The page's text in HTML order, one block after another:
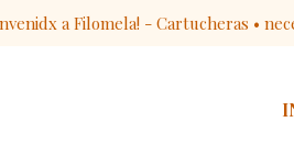
a Filomela! - Cartucheras •